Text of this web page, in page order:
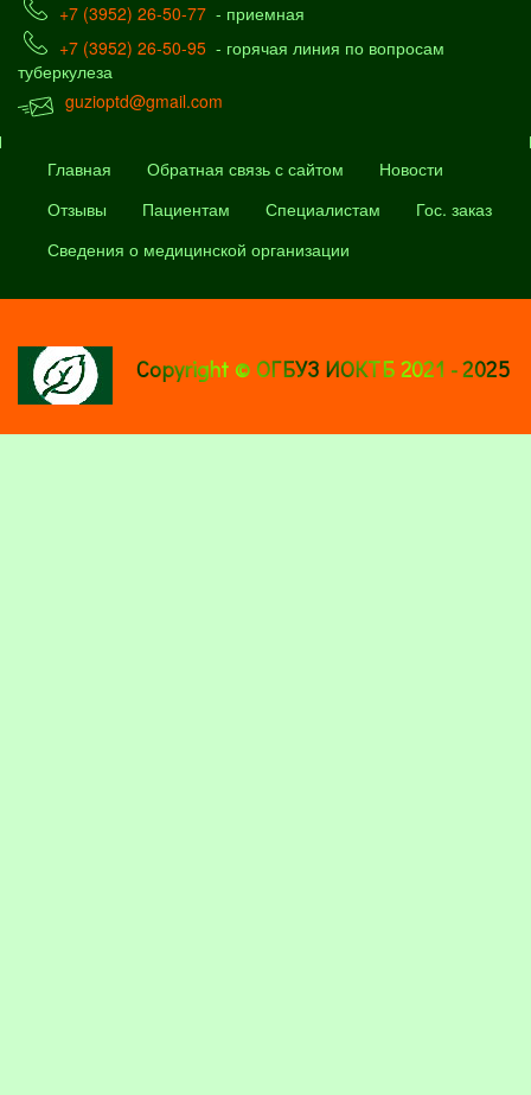
+7 (3952) 26-50-77 - приемная
+7 (3952) 26-50-95 - горячая линия по вопросам
туберкулеза
guzioptd@gmail.com
Главная Обратная связь с сайтом
Новости
Отзывы
Пациентам Специалистам
Гос. заказ
Сведения о медицинской организации
Copyright © ОГБУЗ ИОКТБ 2021 - 2025